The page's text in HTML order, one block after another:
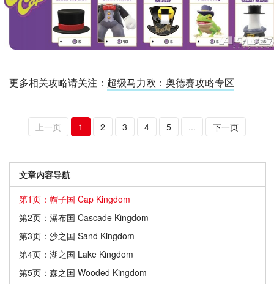
更多相关攻略请关注： 超级马力欧：奥德赛攻略专区
上一页 1 2 3 4 5 ... 下一页
文章内容导航
第1页：帽子国 Cap Kingdom
第2页：瀑布国 Cascade Kingdom
第3页：沙之国 Sand Kingdom
第4页：湖之国 Lake Kingdom
第5页：森之国 Wooded Kingdom